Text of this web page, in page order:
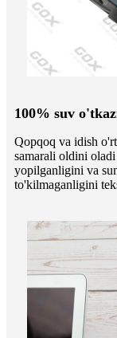
100% suv
Qopqoq va idish
samarali oldini
yopilganligini va
to'kilmaganligini